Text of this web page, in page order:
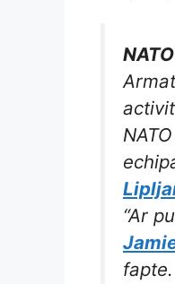
NATO
“Ar